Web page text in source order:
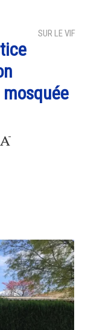
SUR LE VIF